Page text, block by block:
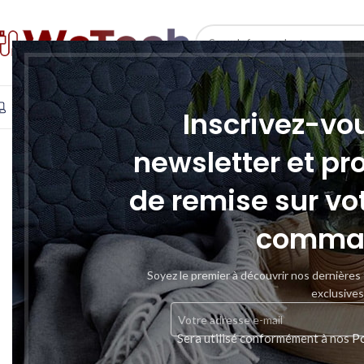
Inscrivez-
newsletter et
de remise sur
Soyez le premier à découvrir nos
exclusives
Sera utilisé conformément à nos
SELECT CATEGORY
INFORMATIQUE TÉLÉPHONIE & TABLETTE STOCKAGE
SOLD
OUT